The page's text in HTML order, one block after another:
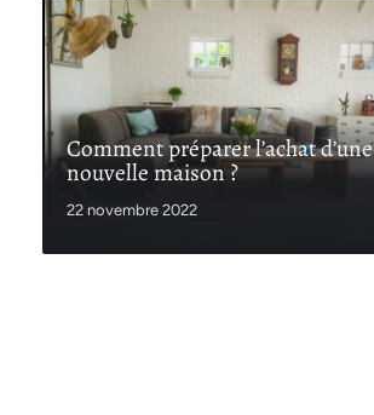
Comment préparer l’achat d’une
nouvelle maison ?
22 novembre 2022